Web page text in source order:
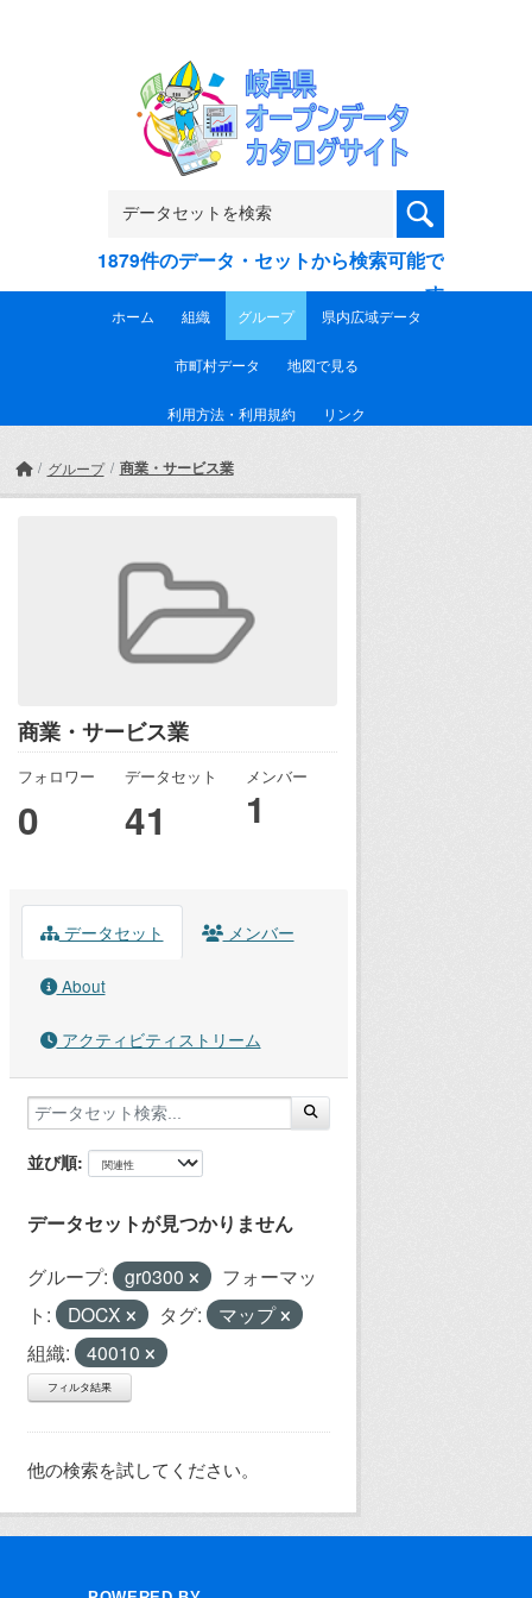
1879件のデータ・セットから検索可能で
す
ホーム 組織 グループ 県内広域データ
市町村データ 地図で見る
利用方法・利用規約 リンク
グループ 商業・サービス業
商業・サービス業
フォロワー
0
データセット
41
メンバー
1
データセット メンバー
About
アクティビティストリーム
並び順
データセットが見つかりません
グループ: gr0300
フォーマッ
ト:
DOCX タグ:
マップ
組織:
40010
フィルタ結果
他の検索を試してください。